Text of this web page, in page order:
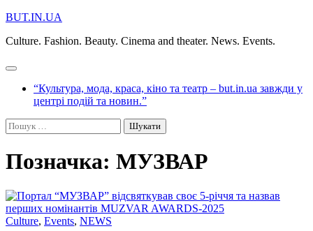
Перейти
вмісту
BUT.IN.UA
Culture. Fashion. Beauty. Cinema and theater. News. Events.
“Культура, мода, краса, кіно та театр – but.in.ua завжди у
центрі подій та новин.”
Пошук:
Позначка: МУЗВАР
Culture, Events, NEWS